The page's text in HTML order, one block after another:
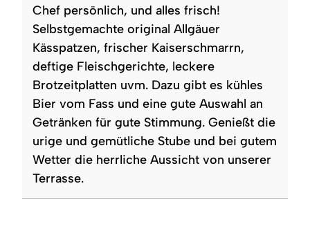
Chef persönlich, und alles frisch!
Selbstgemachte original Allgäuer
Kässpatzen, frischer Kaiserschmarrn,
deftige Fleischgerichte, leckere
Brotzeitplatten uvm. Dazu gibt es kühles
Bier vom Fass und eine gute Auswahl an
Getränken für gute Stimmung. Genießt die
urige und gemütliche Stube und bei gutem
Wetter die herrliche Aussicht von unserer
Terrasse.